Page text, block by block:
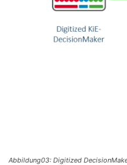
Abbildung03: Digitized